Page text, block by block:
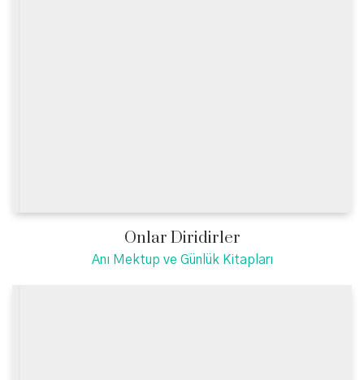
Onlar Diridirler
Anı Mektup ve Günlük Kitapları